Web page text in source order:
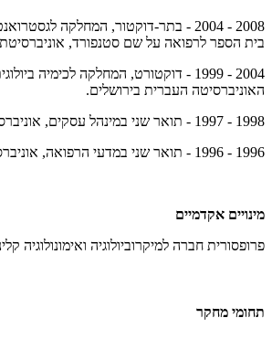
2008 - 2004 - בתר-דוקטור, המחלקה
בית הספר לרפואה על שם סטנפורד, אוניברסיטת
2004 - 1999 - דוקטורט, המחלקה לכימיה
האוניברסיטה העברית בירושלים.
1998 - 1997 - תואר שני במינהל עסקים, אוניברסיטת בן-גוריון בנגב
1996 - 1996 - תואר שני במדעי הרפואה, אוניברסיטת בן-גוריון בנגב
מינויים אקדמיים
פרופסורית חברה למיקרוביולוגיה ואימונולוגיה
תחומי מחקר